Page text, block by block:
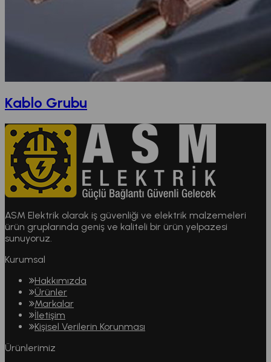
Kablo Grubu
ASM Elektrik olarak iş güvenliği ve elektrik malzemeleri
ürün gruplarında geniş ve kaliteli bir ürün yelpazesi
sunuyoruz.
Kurumsal
Hakkımızda
Ürünler
Markalar
İletişim
Kişisel Verilerin Korunması
Ürünlerimiz